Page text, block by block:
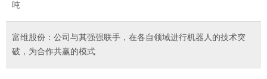
吨
富维股份：公司与其强强联手，在各自领域进行机器人的技术突
破，为合作共赢的模式